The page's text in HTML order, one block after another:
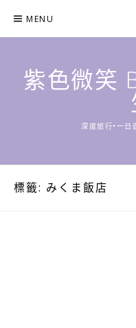
content
MENU
紫色微笑
深度旅行•一日
標籤: みくま飯店